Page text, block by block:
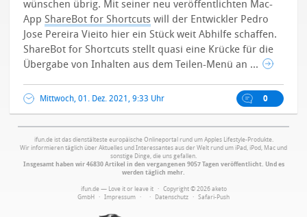
wünschen übrig. Mit seiner neu veröffentlichten Mac-
AppShareBot for Shortcuts will der Entwickler Pedro
Jose Pereira Vieito hier ein Stück weit Abhilfe schaffen.
ShareBot for Shortcuts stellt quasi eine Krücke für die
Übergabe von Inhalten aus dem Teilen-Menü an ...
Mittwoch, 01. Dez. 2021, 9:33 Uhr 0
ifun.de ist das dienstälteste europäische Onlineportal rund um Apples Lifestyle-Produkte.
Wir informieren täglich über Aktuelles und Interessantes aus der Welt rund um iPad, iPod, Mac und
sonstige Dinge, die uns gefallen.
Insgesamt haben wir 46830 Artikel in den vergangenen 9057 Tagen veröffentlicht. Und es
werden täglich mehr.
ifun.de — Love it or leave it · Copyright © 2026 aketo
GmbH · Impressum · · Datenschutz · Safari-Push